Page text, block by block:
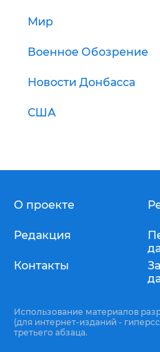
Мир
Военное Обозрение
Новости Донбасса
США
О проекте
Редакция
Контакты
Использование материалов
(для интернет-изданий -
третьего абзаца.